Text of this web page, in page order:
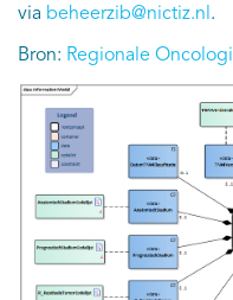
via beheerzib@nictiz.nl .
Bron: Regionale